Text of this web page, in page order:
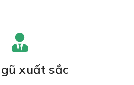
xuất sắc